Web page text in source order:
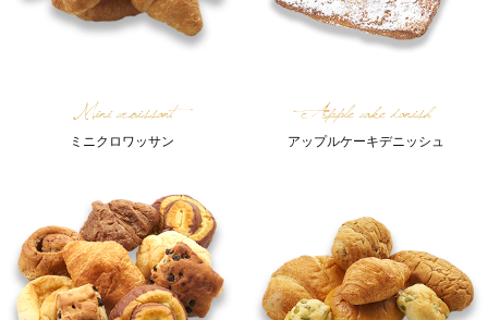
Mini croissant
ミニクロワッサン
Apple cake danish
アップルケーキデニッシュ